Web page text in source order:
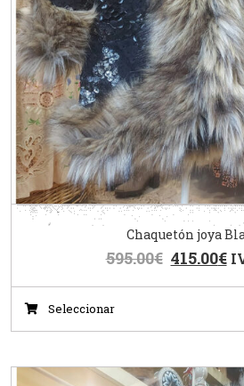
Chaquetón joya
595.00€ 415.00€
Seleccionar